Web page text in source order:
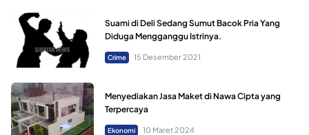
Suami di Deli Sedang Sumut Bacok Pria Yang
Diduga Mengganggu Istrinya.
Crime 15 Desember 2021
Menyediakan Jasa Maket di Nawa Cipta yang
Terpercaya
Ekonomi 10 Maret 2024